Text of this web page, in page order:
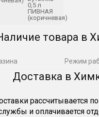
товара в
Режим
Доставка в
рассчитывается
и оплачивается